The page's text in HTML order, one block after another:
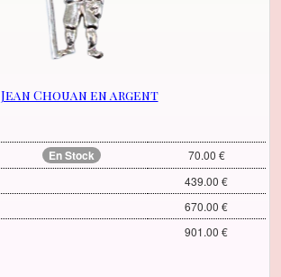
Jean Chouan en argent
En Stock
70.00 €
439.00 €
670.00 €
901.00 €